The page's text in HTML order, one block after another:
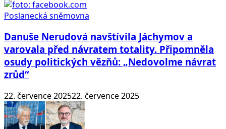
Poslanecká sněmovna
Danuše Nerudová navštívila Jáchymov a
varovala před návratem totality. Připomněla
osudy politických vězňů: „Nedovolme návrat
zrůd“
22. července 202522. července 2025